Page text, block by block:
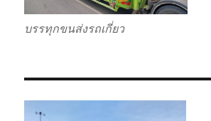
บรรทุกขนส่งรถเกี่ยว